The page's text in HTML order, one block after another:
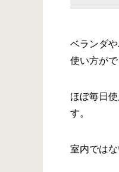
ベランダ
使い方がで
ほぼ毎日
す。
室内では